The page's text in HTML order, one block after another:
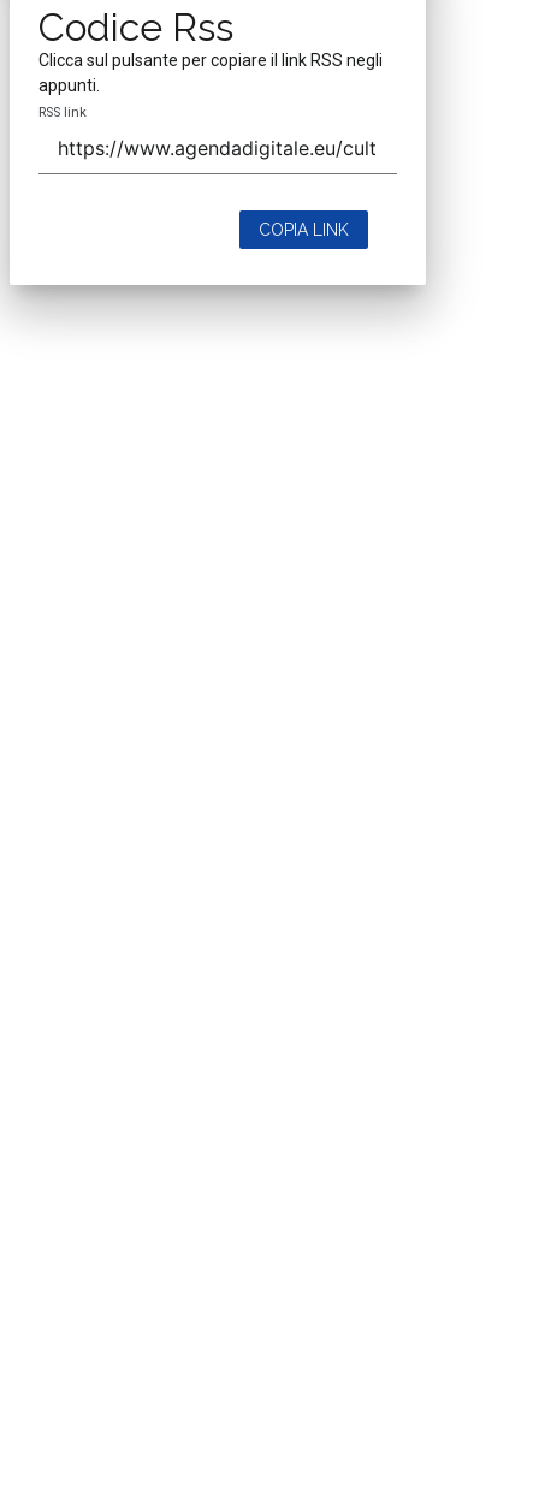
Codice Rss
Clicca sul pulsante per copiare il link RSS negli
appunti.
RSS link
COPIA LINK